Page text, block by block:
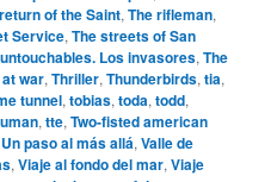
of the Saint,The rifleman,
Service,The streets of San
Los invasores,The
war,Thriller,Thunderbirds,tia,
tunnel,tobias,toda,todd,
,tte,Two-fisted american
Un paso al más allá,Valle de
,Viaje al fondo del mar,Viaje